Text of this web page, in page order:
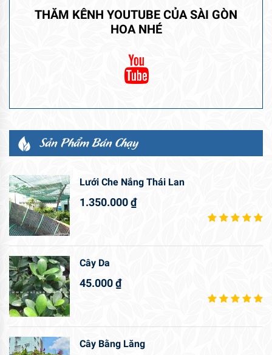
THĂM KÊNH YOUTUBE CỦA SÀI GÒN
HOA NHÉ
Sản Phẩm Bán Chạy
Lưới Che Nắng Thái Lan
1.350.000₫
Cây Da
45.000₫
Cây Bằng Lăng